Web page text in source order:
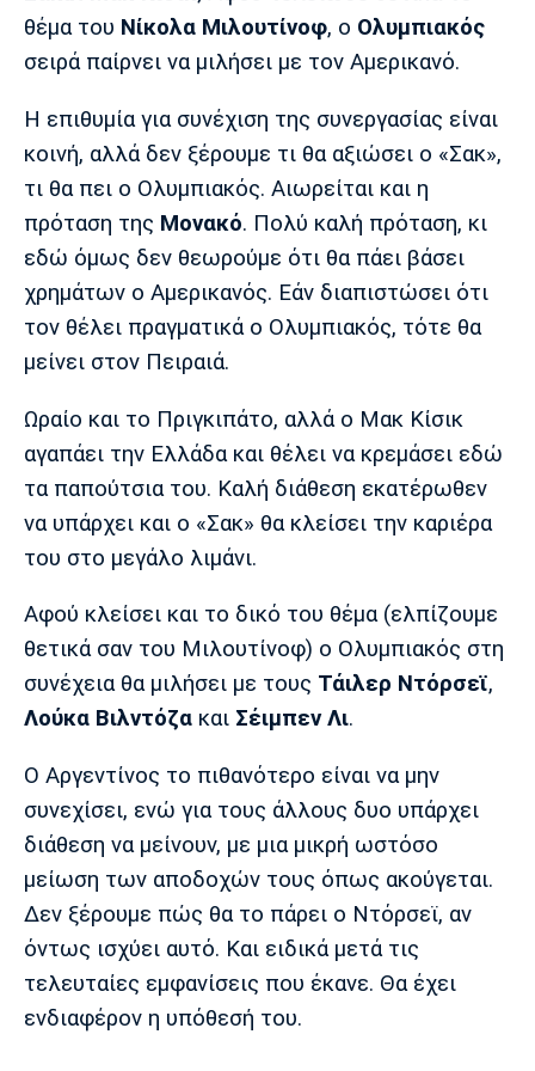
Πολιτισμός
Τραγούδια
Cine Spot
Running
Παρασκήνιο
Πρόγραμμα TV
Μπαρτσελόνα
Ρεάλ
Μαδρίτης
Ατλέτικο
Μαδρίτης
Γιουνάιτεντ
Τσέλσι
Λίβερπουλ
Μάντσεστερ
Σίτι
Ίντερ Μίλαν Μπάγερν
Μπορούσια
Ντόρτμουντ
Παρί Σεν
Ζερμέν
Μαρσέιγ
Μονακό
Αστέρας
Τότεναμ
θέμα του Νίκολα Μιλουτίνοφ, ο Ολυμπιακός
σειρά παίρνει να μιλήσει με τον Αμερικανό.
Η επιθυμία για συνέχιση της συνεργασίας είναι
κοινή, αλλά δεν ξέρουμε τι θα αξιώσει ο «Σακ»,
τι θα πει ο Ολυμπιακός. Αιωρείται και η
πρόταση της Μονακό. Πολύ καλή πρόταση, κι
εδώ όμως δεν θεωρούμε ότι θα πάει βάσει
χρημάτων ο Αμερικανός. Εάν διαπιστώσει ότι
τον θέλει πραγματικά ο Ολυμπιακός, τότε θα
μείνει στον Πειραιά.
Ωραίο και το Πριγκιπάτο, αλλά ο Μακ Κίσικ
αγαπάει την Ελλάδα και θέλει να κρεμάσει εδώ
τα παπούτσια του. Καλή διάθεση εκατέρωθεν
να υπάρχει και ο «Σακ» θα κλείσει την καριέρα
του στο μεγάλο λιμάνι.
Αφού κλείσει και το δικό του θέμα (ελπίζουμε
θετικά σαν του Μιλουτίνοφ) ο Ολυμπιακός στη
συνέχεια θα μιλήσει με τους Τάιλερ Ντόρσεϊ,
Λούκα Βιλντόζα και Σέιμπεν Λι.
Ο Αργεντίνος το πιθανότερο είναι να μην
συνεχίσει, ενώ για τους άλλους δυο υπάρχει
διάθεση να μείνουν, με μια μικρή ωστόσο
μείωση των αποδοχών τους όπως ακούγεται.
Δεν ξέρουμε πώς θα το πάρει ο Ντόρσεϊ, αν
όντως ισχύει αυτό. Και ειδικά μετά τις
τελευταίες εμφανίσεις που έκανε. Θα έχει
ενδιαφέρον η υπόθεσή του.